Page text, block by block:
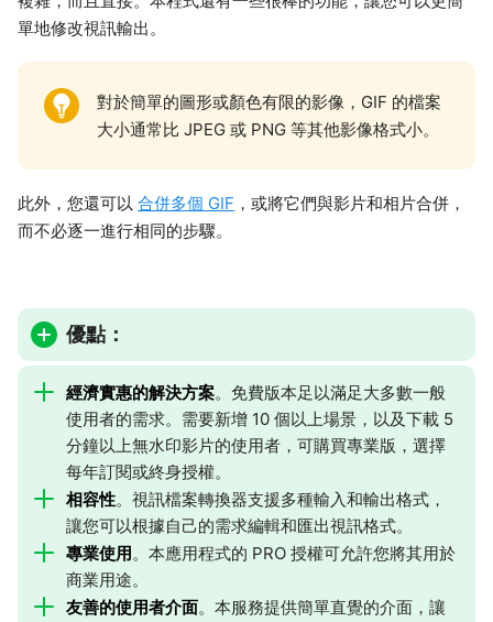
單地修改視訊輸出。
對於簡單的圖形或顏色有限的影像，GIF 的檔案
大小通常比 JPEG 或 PNG 等其他影像格式小。
此外，您還可以 合併多個 GIF ，或將它們與影片和相片合併，
而不必逐一進行相同的步驟。
優點：
經濟實惠的解決方案。免費版本足以滿足大多數一般
使用者的需求。需要新增 10 個以上場景，以及下載 5
分鐘以上無水印影片的使用者，可購買專業版，選擇
每年訂閱或終身授權。
相容性。視訊檔案轉換器支援多種輸入和輸出格式，
讓您可以根據自己的需求編輯和匯出視訊格式。
專業使用。本應用程式的 PRO 授權可允許您將其用於
商業用途。
友善的使用者介面。本服務提供簡單直覺的介面，讓